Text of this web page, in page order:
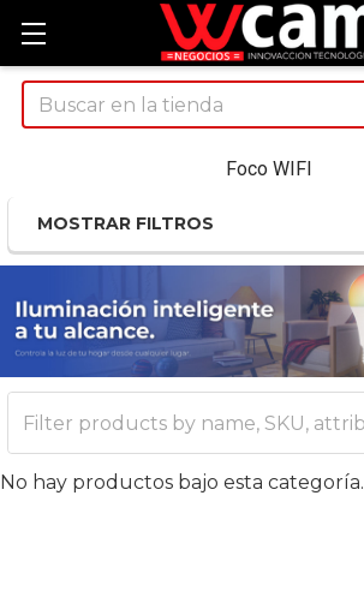
Buscar
Foco WIFI
Sidebar
MOSTRAR FILTROS
No hay productos bajo esta categoría.